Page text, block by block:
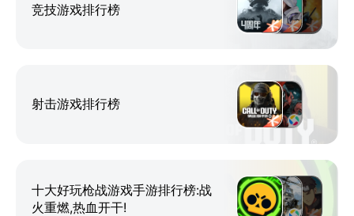
高自由度的技能搭配，助你打出更精彩的连招和浮空效
开放式的交易系统，给予玩家高度自由。挑战时空裂
隙，即可掉落海量道具装备，上架拍卖，各取所需！
已预约用户在游戏上线后享有WIFI智能下载能力。
竞技游戏排行榜
射击游戏排行榜
十大好玩枪战游戏手游排行榜:战
火重燃,热血开干!